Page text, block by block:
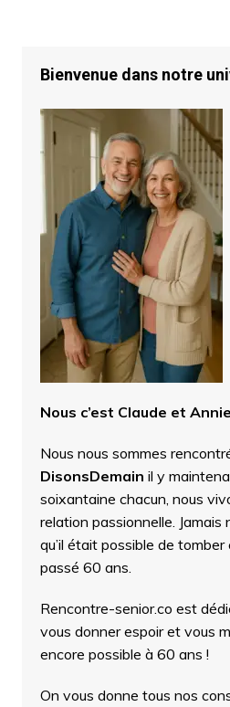
Bienvenue dans notre
Nous c’est Claude et
Nous nous sommes
DisonsDemain il y
soixantaine chacun, nous
relation passionnelle. Jamais
qu’il était possible de
passé 60 ans.
Rencontre-senior.co est
vous donner espoir et vous
encore possible à 60 ans !
On vous donne tous nos